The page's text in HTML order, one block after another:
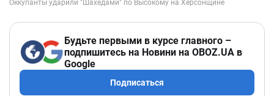
Будьте первыми в курсе главного –
подпишитесь на Новини на OBOZ.UA в
Google
Подписаться